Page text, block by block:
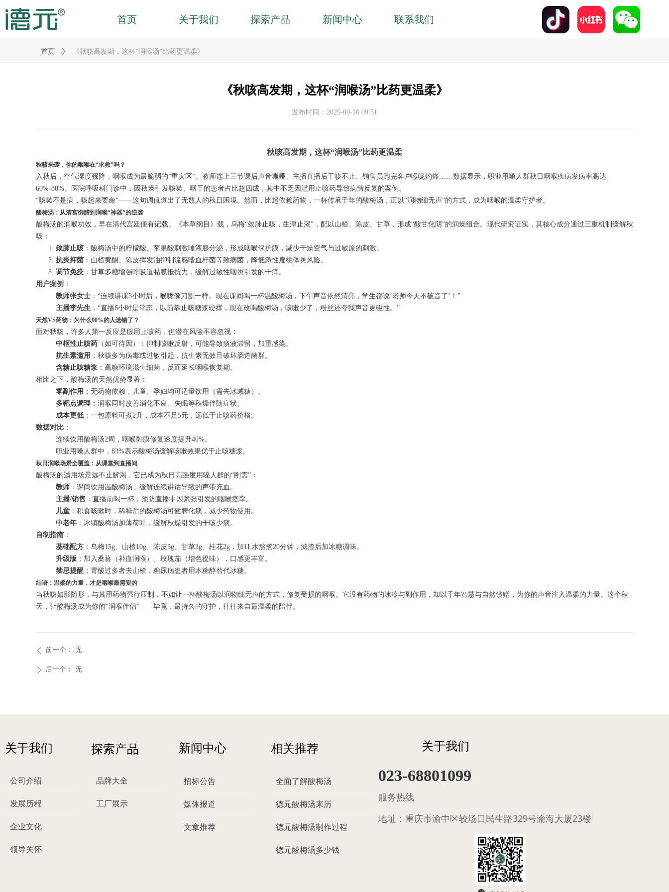
首页 关于我们 探索产品 新闻中心 联系我们
首页 ꄲ 《秋咳高发期，这杯“润喉汤”比药更温柔》
《秋咳高发期，这杯“润喉汤”比药更温柔》
秋咳高发期，这杯“润喉汤”比药更温柔
秋咳来袭，你的咽喉在“求救”吗？
入秋后，空气湿度骤降，咽喉成为最脆弱的“重灾区”。教师连上三节课后声音嘶哑、主播直播后干咳不止、销售员跑完客户喉咙灼痛……数据显示，职业用嗓人群秋日咽喉疾病发病率高达
60%-80%。医院呼吸科门诊中，因秋燥引发咳嗽、咽干的患者占比超四成，其中不乏因滥用止咳药导致病情反复的案例。
“咳嗽不是病，咳起来要命”——这句调侃道出了无数人的秋日困境。然而，比起依赖药物，一杯传承千年的酸梅汤，正以“润物细无声”的方式，成为咽喉的温柔守护者。
酸梅汤：从清宫御膳到润喉“神器”的逆袭
酸梅汤的润喉功效，早在清代宫廷便有记载。《本草纲目》载，乌梅“敛肺止咳，生津止渴”，配以山楂、陈皮、甘草，形成“酸甘化阴”的润燥组合。现代研究证实，其核心成分通过三重机制缓解秋
咳：
敛肺止咳 ：酸梅汤中的柠檬酸、苹果酸刺激唾液腺分泌，形成咽喉保护膜，减少干燥空气与过敏原的刺激。
抗炎抑菌 ：山楂黄酮、陈皮挥发油抑制流感嗜血杆菌等致病菌，降低急性扁桃体炎风险。
调节免疫 ：甘草多糖增强呼吸道黏膜抵抗力，缓解过敏性咽炎引发的干痒。
用户案例 ：
教师张女士 ：“连续讲课3小时后，喉咙像刀割一样。现在课间喝一杯温酸梅汤，下午声音依然清亮，学生都说‘老师今天不破音了’！”
主播李先生 ：“直播6小时是常态，以前靠止咳糖浆硬撑，现在改喝酸梅汤，咳嗽少了，粉丝还夸我声音更磁性。”
天然VS药物：为什么90%的人选错了？
面对秋咳，许多人第一反应是服用止咳药，但潜在风险不容忽视：
中枢性止咳药 （如可待因）：抑制咳嗽反射，可能导致痰液滞留，加重感染。
抗生素滥用 ：秋咳多为病毒或过敏引起，抗生素无效且破坏肠道菌群。
含糖止咳糖浆 ：高糖环境滋生细菌，反而延长咽喉恢复期。
相比之下，酸梅汤的天然优势显著：
零副作用 ：无药物依赖，儿童、孕妇均可适量饮用（需去冰减糖）。
多靶点调理 ：润喉同时改善消化不良、失眠等秋燥伴随症状。
成本更低 ：一包原料可煮2升，成本不足5元，远低于止咳药价格。
数据对比 ：
连续饮用酸梅汤2周，咽喉黏膜修复速度提升40%。
职业用嗓人群中，83%表示酸梅汤缓解咳嗽效果优于止咳糖浆。
秋日润喉场景全覆盖：从课堂到直播间
酸梅汤的适用场景远不止解渴，它已成为秋日高强度用嗓人群的“刚需”：
教师 ：课间饮用温酸梅汤，缓解连续讲话导致的声带充血。
主播/销售 ：直播前喝一杯，预防直播中因紧张引发的咽喉痉挛。
儿童 ：积食咳嗽时，稀释后的酸梅汤可健脾化痰，减少药物使用。
中老年 ：冰镇酸梅汤加薄荷叶，缓解秋燥引发的干咳少痰。
自制指南 ：
基础配方 ：乌梅15g、山楂10g、陈皮5g、甘草3g、桂花2g，加1L水熬煮20分钟，滤渣后加冰糖调味。
升级版 ：加入桑葚（补血润喉）、玫瑰茄（增色提味），口感更丰富。
禁忌提醒 ：胃酸过多者去山楂，糖尿病患者用木糖醇替代冰糖。
结语：温柔的力量，才是咽喉最需要的
当秋咳如影随形，与其用药物强行压制，不如让一杯酸梅汤以润物细无声的方式，修复受损的咽喉。它没有药物的冰冷与副作用，却以千年智慧与自然馈赠，为你的声音注入温柔的力量。这个秋
天，让酸梅汤成为你的“润喉伴侣”——毕竟，最持久的守护，往往来自最温柔的陪伴。
ꄴ 前一个： 无
ꄲ 后一个： 无
发布时间： 2025-09-16 09:51
关于我们
公司介绍
发展历程
企业文化
领导关怀
探索产品
品牌大全
工厂展示
招标公告
媒体报道
文章推荐
新闻中心 关于我们
023-68801099
服务热线
地址： 重庆市渝中区较场口民生路329号渝海大厦23楼
相关推荐
全面了解酸梅汤
德元酸梅汤来历
德元酸梅汤制作过程
德元酸梅汤多少钱